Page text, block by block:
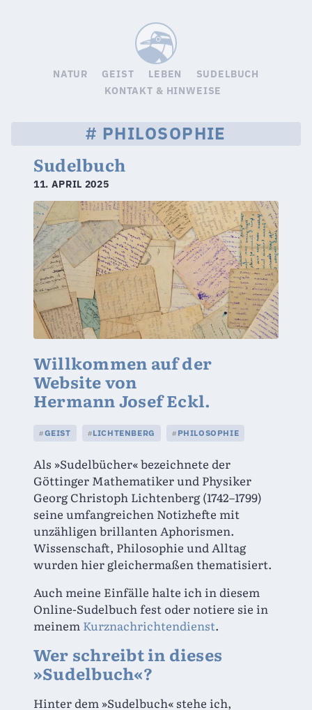
NATUR GEIST LEBEN
SUDELBUCH
KONTAKT & HINWEISE
PHILOSOPHIE
Sudelbuch
11. APRIL 2025
Willkommen auf der
Website von
Hermann Josef Eckl.
#GEIST #LICHTENBERG # PHILOSOPHIE
Als »Sudelbücher« bezeichnete der
Göttinger Mathematiker und Physiker
Georg Christoph Lichtenberg (1742–1799)
seine umfangreichen Notizhefte mit
unzähligen brillanten Aphorismen.
Wissenschaft, Philosophie und Alltag
wurden hier gleichermaßen thematisiert.
Auch meine Einfälle halte ich in diesem
Online-Sudelbuch fest oder notiere sie in
meinem Kurznachrichtendienst.
Wer schreibt in dieses
»Sudelbuch«?